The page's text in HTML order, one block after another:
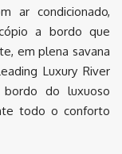
ar condicionado,
a bordo que
em plena savana
Luxury River
do luxuoso
todo o conforto